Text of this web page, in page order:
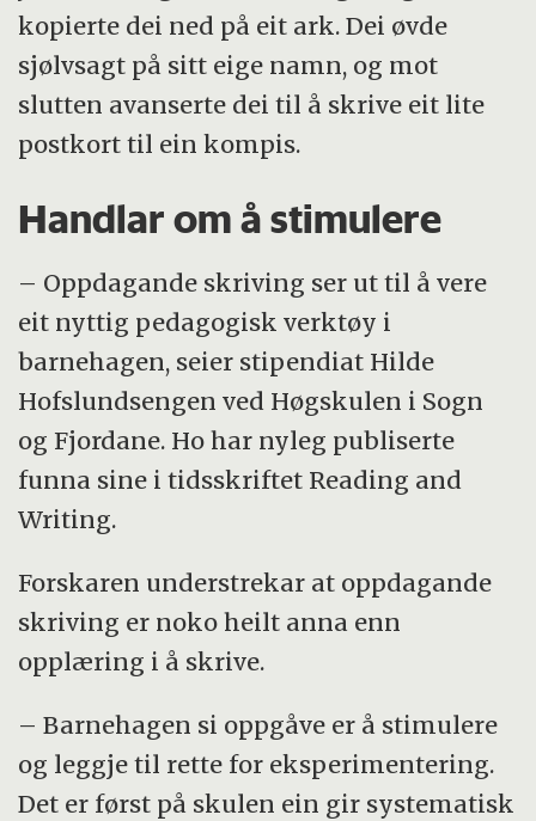
kopierte dei ned på eit ark. Dei øvde
sjølvsagt på sitt eige namn, og mot
slutten avanserte dei til å skrive eit lite
postkort til ein kompis.
Handlar om å stimulere
– Oppdagande skriving ser ut til å vere
eit nyttig pedagogisk verktøy i
barnehagen, seier stipendiat Hilde
Hofslundsengen ved Høgskulen i Sogn
og Fjordane. Ho har nyleg publiserte
funna sine i tidsskriftet Reading and
Writing.
Forskaren understrekar at oppdagande
skriving er noko heilt anna enn
opplæring i å skrive.
– Barnehagen si oppgåve er å stimulere
og leggje til rette for eksperimentering.
Det er først på skulen ein gir systematisk